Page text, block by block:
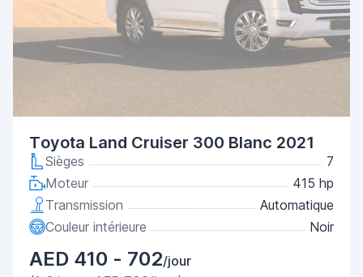
Toyota Land Cruiser 300 Blanc 2021
Sièges
7
Moteur
415 hp
Transmission
Automatique
Couleur intérieure
Noir
AED 410 - 702/jour